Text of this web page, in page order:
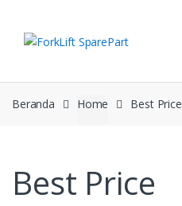
navigation
content
Beranda Home Best Price
Best Price